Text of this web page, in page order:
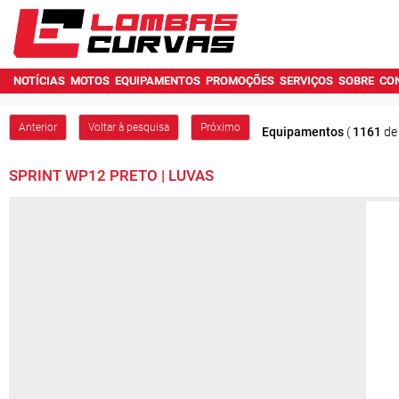
NOTÍCIAS MOTOS EQUIPAMENTOS PROMOÇÕES SERVIÇOS SOBRE
Anterior Voltar à pesquisa Próximo Equipamentos (1161 de
SPRINT WP12 PRETO | LUVAS